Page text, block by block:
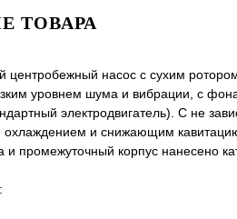
ТОВАРА
центробежный насос с сухим
уровнем шума и вибрации, с
электродвигатель). С не
охлаждением и снижающим
и промежуточный корпус нанесено